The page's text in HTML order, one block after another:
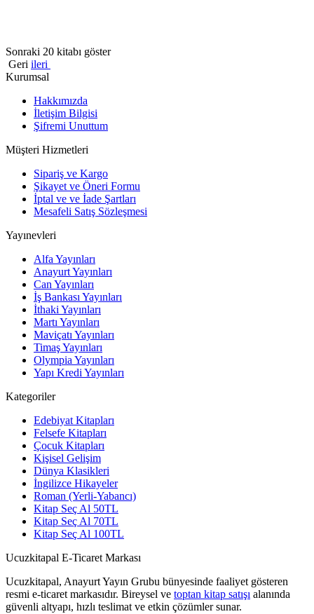
Sonraki 20 kitabı göster
Geri ileri
Kurumsal
Hakkımızda
İletişim Bilgisi
Şifremi Unuttum
Müşteri Hizmetleri
Sipariş ve Kargo
Şikayet ve Öneri Formu
İptal ve ve İade Şartları
Mesafeli Satış Sözleşmesi
Yayınevleri
Alfa Yayınları
Anayurt Yayınları
Can Yayınları
İş Bankası Yayınları
İthaki Yayınları
Martı Yayınları
Maviçatı Yayınları
Timaş Yayınları
Olympia Yayınları
Yapı Kredi Yayınları
Kategoriler
Edebiyat Kitapları
Felsefe Kitapları
Çocuk Kitapları
Kişisel Gelişim
Dünya Klasikleri
İngilizce Hikayeler
Roman (Yerli-Yabancı)
Kitap Seç Al 50TL
Kitap Seç Al 70TL
Kitap Seç Al 100TL
Ucuzkitapal E-Ticaret Markası
Ucuzkitapal, Anayurt Yayın Grubu bünyesinde faaliyet gösteren
resmi e-ticaret markasıdır. Bireysel ve toptan kitap satışı alanında
güvenli altyapı, hızlı teslimat ve etkin çözümler sunar.